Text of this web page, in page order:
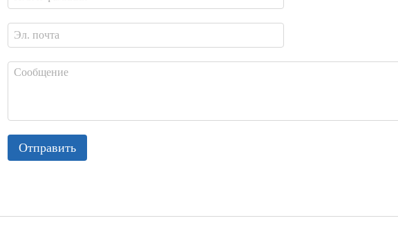
Отправить